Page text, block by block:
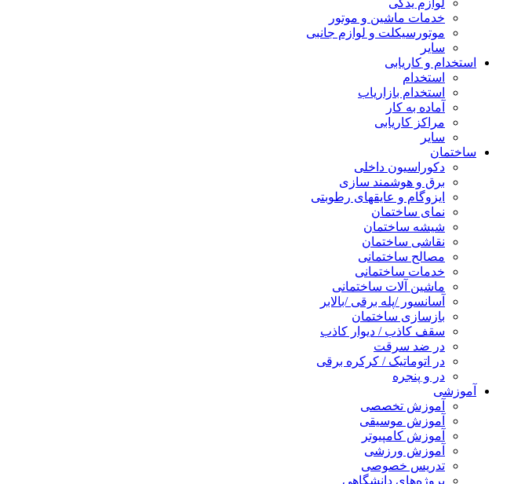
لوازم یدکی
خدمات ماشین و موتور
موتورسیکلت و لوازم جانبی
سایر
استخدام و کاریابی
استخدام
استخدام بازاریاب
آماده به کار
مراکز کاریابی
سایر
ساختمان
دکوراسیون داخلی
برق و هوشمند سازی
ایزوگام و عایقهای رطوبتی
نمای ساختمان
شیشه ساختمان
نقاشی ساختمان
مصالح ساختمانی
خدمات ساختمانی
ماشین آلات ساختمانی
آسانسور /پله برقی /بالابر
بازسازی ساختمان
سقف کاذب / دیوار کاذب
در ضد سرقت
در اتوماتیک / کرکره برقی
در و پنجره
آموزشی
آموزش تخصصی
آموزش موسیقی
آموزش کامپیوتر
آموزش ورزشی
تدریس خصوصی
پروژه‌های دانشگاهی